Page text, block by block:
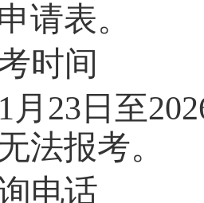
请表。
时间
1月 23 日至202
法报考。
电话